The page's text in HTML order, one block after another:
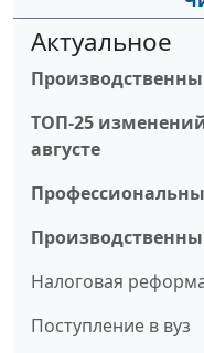
Актуальное
ТОП-25
августе
Налоговая
Поступление в вуз